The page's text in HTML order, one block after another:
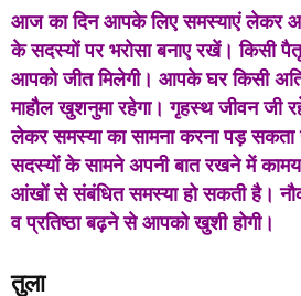
आज का दिन आपके लिए समस्याएं लेकर
के सदस्यों पर भरोसा बनाए रखें। किसी
आपको जीत मिलेगी। आपके घर किसी
माहौल खुशनुमा रहेगा। गृहस्थ जीवन जी
लेकर समस्या का सामना करना पड़
सदस्यों के सामने अपनी बात रखने में
आंखों से संबंधित समस्या हो सकती है।
व प्रतिष्ठा बढ़ने से आपको खुशी होगी।
तुला